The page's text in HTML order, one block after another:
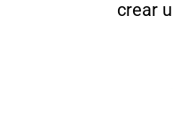
crear